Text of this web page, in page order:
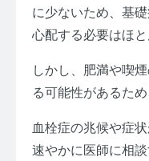
に少ないため、基
心配する必要はほと
しかし、肥満や喫
る可能性があるた
血栓症の兆候や症
速やかに医師に相談